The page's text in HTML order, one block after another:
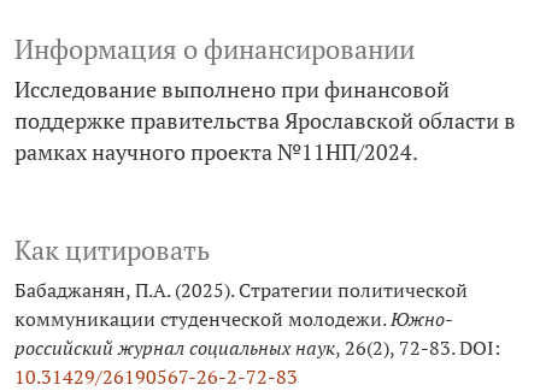
Как цитировать
Бабаджанян, П.А. (2025). Стратегии политической
коммуникации студенческой молодежи.Южно-
российский журнал социальных наук, 26(2), 72-83. DOI:
10.31429/26190567-26-2-72-83
Информация о финансировании
Исследование выполнено при финансовой
поддержке правительства Ярославской области в
рамках научного проекта №11НП/2024.